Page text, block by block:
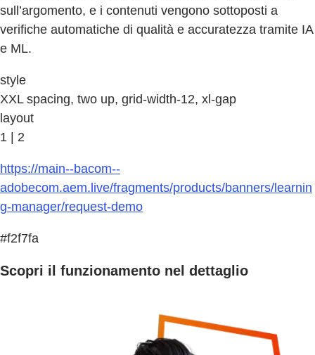
sull’argomento, e i contenuti vengono sottoposti a
verifiche automatiche di qualità e accuratezza tramite IA
e ML.
style
XXL spacing, two up, grid-width-12, xl-gap
layout
1 | 2
https://main--bacom--
adobecom.aem.live/fragments/products/banners/learnin
g-manager/request-demo
#f2f7fa
Scopri il funzionamento nel dettaglio